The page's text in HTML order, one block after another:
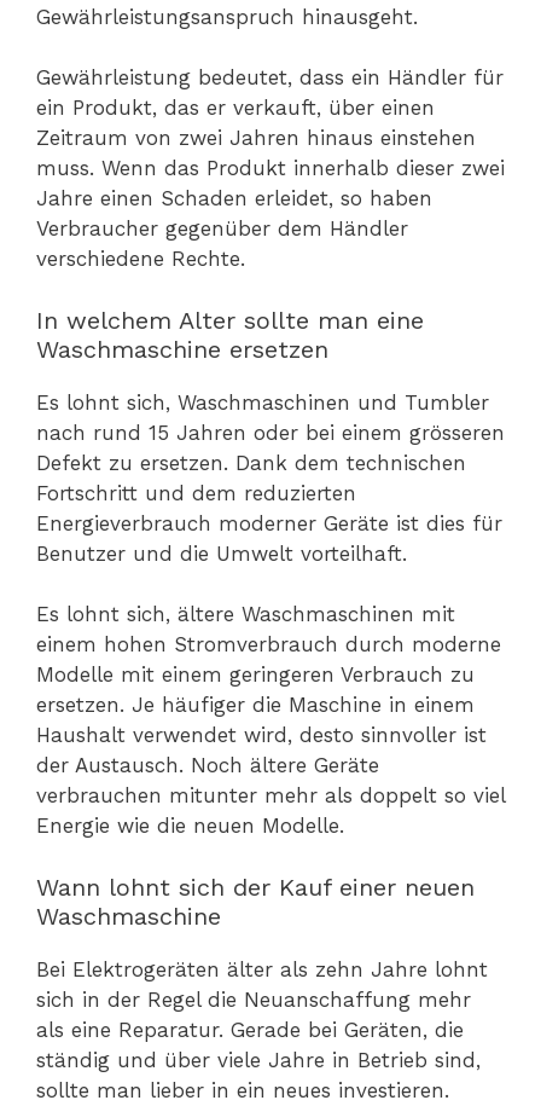
Gewährleistungsanspruch hinausgeht.
Gewährleistung bedeutet, dass ein Händler für
ein Produkt, das er verkauft, über einen
Zeitraum von zwei Jahren hinaus einstehen
muss. Wenn das Produkt innerhalb dieser zwei
Jahre einen Schaden erleidet, so haben
Verbraucher gegenüber dem Händler
verschiedene Rechte.
In welchem Alter sollte man eine
Waschmaschine ersetzen
Es lohnt sich, Waschmaschinen und Tumbler
nach rund 15 Jahren oder bei einem grösseren
Defekt zu ersetzen. Dank dem technischen
Fortschritt und dem reduzierten
Energieverbrauch moderner Geräte ist dies für
Benutzer und die Umwelt vorteilhaft.
Es lohnt sich, ältere Waschmaschinen mit
einem hohen Stromverbrauch durch moderne
Modelle mit einem geringeren Verbrauch zu
ersetzen. Je häufiger die Maschine in einem
Haushalt verwendet wird, desto sinnvoller ist
der Austausch. Noch ältere Geräte
verbrauchen mitunter mehr als doppelt so viel
Energie wie die neuen Modelle.
Wann lohnt sich der Kauf einer neuen
Waschmaschine
Bei Elektrogeräten älter als zehn Jahre lohnt
sich in der Regel die Neuanschaffung mehr
als eine Reparatur. Gerade bei Geräten, die
ständig und über viele Jahre in Betrieb sind,
sollte man lieber in ein neues investieren.